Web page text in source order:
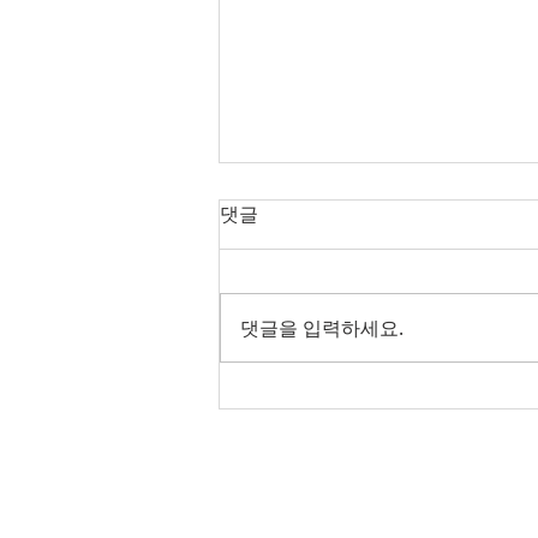
2026년8월 2일 주보
댓글
댓글을 입력하세요.